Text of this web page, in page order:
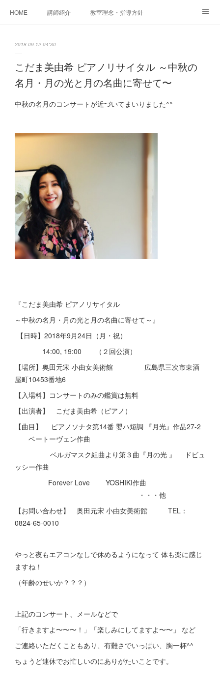
HOME 講師紹介 教室理念・指導方針
ご相談・体験レッスンお申し込み
アクセス 演奏スケジュール
2018.09.12 04:30
こだま美由希 ピアノリサイタル ～中秋の
名月・月の光と月の名曲に寄せて〜
中秋の名月のコンサートが近づいてまいりました^^
『こだま美由希 ピアノリサイタル
～中秋の名月・月の光と月の名曲に寄せて～』
【日時】2018年9月24日（月・祝）
14:00, 19:00 （２回公演）
【場所】奥田元宋 小由女美術館 広島県三次市東酒
屋町10453番地6
【入場料】コンサートのみの鑑賞は無料
【出演者】 こだま美由希（ピアノ）
【曲目】 ピアノソナタ第14番 嬰ハ短調 『月光』作品27-2
ベートーヴェン作曲
ベルガマスク組曲より第３曲『月の光 』 ドビュ
ッシー作曲
Forever Love YOSHIKI作曲
・・・他
【お問い合わせ】 奥田元宋 小由女美術館 TEL：
0824-65-0010
やっと夜もエアコンなしで休めるようになって 体も楽に感じ
ますね！
（年齢のせいか？？？）
上記のコンサート、メールなどで
「行きますよ〜〜〜！」「楽しみにしてますよ〜〜」 など
ご連絡いただくこともあり、有難さでいっぱい、胸一杯^^
ちょうど連休でお忙しいのにありがたいことです。